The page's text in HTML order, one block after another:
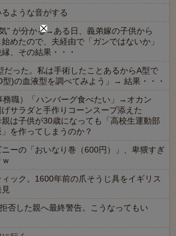
ような音がする
” が分かる→ある日、義弟嫁の子供から
始めたので、夫経由で「ガンではないか」
、その結果・・・
だった。私は手術したことあるからA型で
)の血液型を調べてみよう」→ 結果・・・
務職）「ハンバーグ食べたい」→オカン
げサラダと手作りコーンスープ添えた
は子供が30歳になっても「高校生運動部
を作ってしまうのか？
ニーの「おいなり巻（600円）」、卑猥すぎ
ック。1600年前の爪そうじ具をイギリス
否した親へ最終警告。こうなってもい